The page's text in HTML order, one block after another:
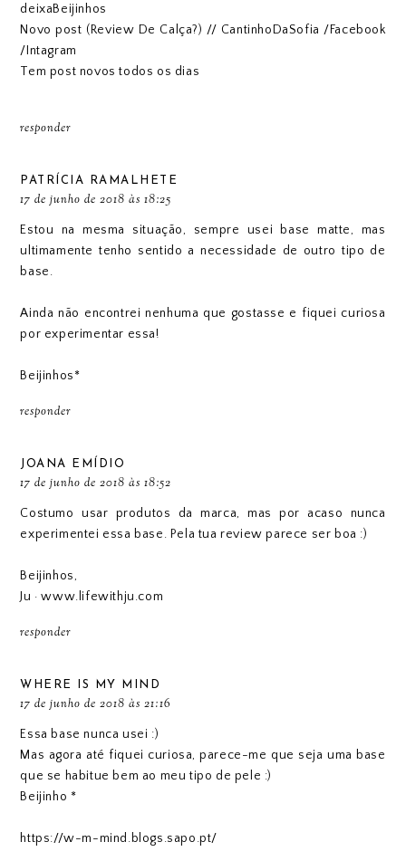
deixaBeijinhos
Novo post (Review De Calça?) // CantinhoDaSofia /Facebook
/ Intagram
Tem post novos todos os dias
responder
PATRÍCIA RAMALHETE
17 de junho de 2018 às 18:25
Estou na mesma situação, sempre usei base matte, mas
ultimamente tenho sentido a necessidade de outro tipo de
base.
Ainda não encontrei nenhuma que gostasse e fiquei curiosa
por experimentar essa!
Beijinhos*
responder
JOANA EMÍDIO
17 de junho de 2018 às 18:52
Costumo usar produtos da marca, mas por acaso nunca
experimentei essa base. Pela tua review parece ser boa :)
Beijinhos,
Ju · www.lifewithju.com
responder
WHERE IS MY MIND
17 de junho de 2018 às 21:16
Essa base nunca usei :)
Mas agora até fiquei curiosa, parece-me que seja uma base
que se habitue bem ao meu tipo de pele :)
Beijinho *
https://w-m-mind.blogs.sapo.pt/